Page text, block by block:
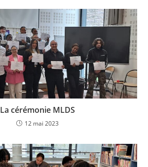
La cérémonie MLDS
12 mai 2023